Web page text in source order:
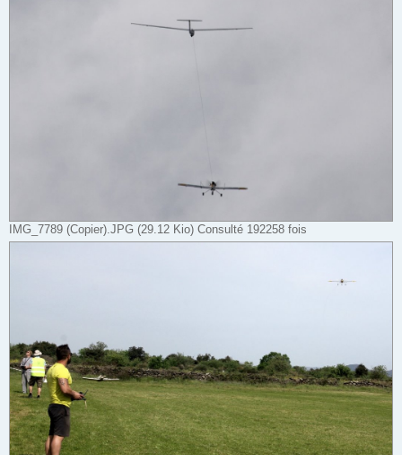
IMG_7789 (Copier).JPG (29.12 Kio) Consulté 192258 fois